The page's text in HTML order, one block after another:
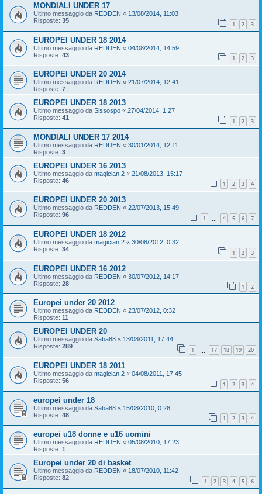
MONDIALI UNDER 17
Ultimo messaggio da REDDEN « 13/08/2014, 11:03
Risposte: 35 1 2 3
EUROPEI UNDER 18 2014
Ultimo messaggio da REDDEN « 04/08/2014, 14:59
Risposte: 43 1 2 3
EUROPEI UNDER 20 2014
Ultimo messaggio da REDDEN « 21/07/2014, 12:41
Risposte: 7
EUROPEI UNDER 18 2013
Ultimo messaggio da Sissospò « 27/04/2014, 1:27
Risposte: 41 1 2 3
MONDIALI UNDER 17 2014
Ultimo messaggio da REDDEN « 30/01/2014, 12:11
Risposte: 3
EUROPEI UNDER 16 2013
Ultimo messaggio da magician 2 « 21/08/2013, 15:17
Risposte: 46 1 2 3 4
EUROPEI UNDER 20 2013
Ultimo messaggio da REDDEN « 22/07/2013, 15:49
Risposte: 96 1 4 5 6 7
EUROPEI UNDER 18 2012
Ultimo messaggio da magician 2 « 30/08/2012, 0:32
Risposte: 34 1 2 3
EUROPEI UNDER 16 2012
Ultimo messaggio da REDDEN « 30/07/2012, 14:17
Risposte: 28 1 2
Europei under 20 2012
Ultimo messaggio da REDDEN « 23/07/2012, 0:32
Risposte: 11
EUROPEI UNDER 20
Ultimo messaggio da Saba88 « 13/08/2011, 17:44
Risposte: 289 1 17 18 19 20
EUROPEI UNDER 18 2011
Ultimo messaggio da magician 2 « 04/08/2011, 17:45
Risposte: 56 1 2 3 4
europei under 18
Ultimo messaggio da Saba88 « 15/08/2010, 0:28
Risposte: 48 1 2 3 4
europei u18 donne e u16 uomini
Ultimo messaggio da REDDEN « 05/08/2010, 17:23
Risposte: 1
Europei under 20 di basket
Ultimo messaggio da REDDEN « 18/07/2010, 11:42
Risposte: 82 1 2 3 4 5 6